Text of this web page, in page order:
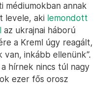
annak
levele, aki lemondott
az ukrajnai háború
a Kreml úgy reagált,
van, inkább ellenünk”.
hírnek nincs túl nagy
ezer fős orosz